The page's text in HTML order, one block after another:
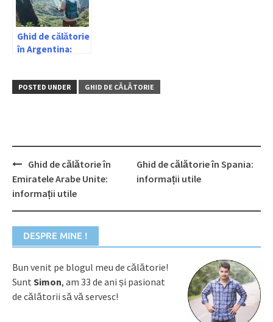
Ghid de călătorie
în Argentina:
POSTED UNDER GHID DE CĂLĂTORIE
Post
navigation
Ghid de călătorie în
Emiratele Arabe Unite:
informații utile
Ghid de călătorie în Spania:
informații utile
DESPRE MINE !
Bun venit pe blogul meu de călătorie!
Sunt Simon, am 33 de ani și pasionat
de călătorii să vă servesc!